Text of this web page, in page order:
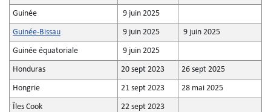
Guinée 9 juin 2025
Guinée-Bissau 9 juin 2025 9 juin 2025
Guinée équatoriale 9 juin 2025
Honduras 20 sept 2023 26 sept 2025
Hongrie 21 sept 2023 28 mai 2025
Îles Cook 22 sept 2023